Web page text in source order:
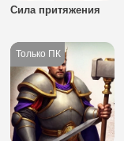
Сила притяжения